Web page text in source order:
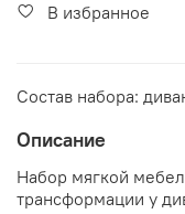
В избранное
Состав набора:
Описание
Набор мягкой
трансформации у